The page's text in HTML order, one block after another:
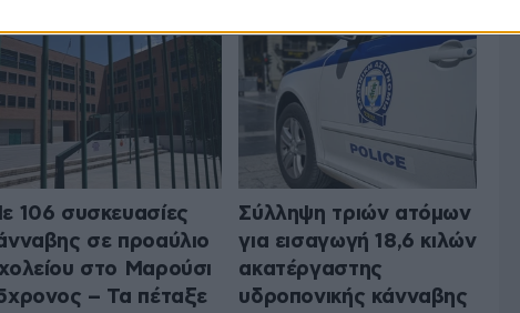
106 συσκευασίες
σε προαύλιο
στο Μαρούσι
– Τα πέταξε
Σύλληψη τριών ατόμων
για εισαγωγή 18,6 κιλών
ακατέργαστης
υδροπονικής κάνναβης